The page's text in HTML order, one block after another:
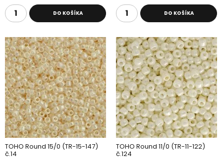
DO KOŠÍKA DO KOŠÍKA
TOHO Round 15/0 (TR-15-147)
č.14
TOHO Round 11/0 (TR-11-122)
č.124